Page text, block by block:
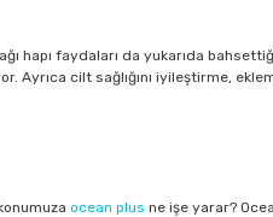
hapı faydaları da yukarıda
cilt sağlığını iyileştirme,
ocean plus ne işe yarar?